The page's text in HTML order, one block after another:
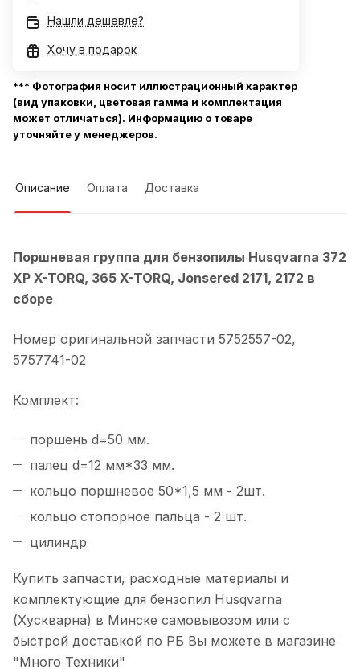
Нашли дешевле?
Хочу в подарок
*** Фотография носит иллюстрационный характер
(вид упаковки, цветовая гамма и комплектация
может отличаться). Информацию о товаре
уточняйте у менеджеров.
Описание Оплата Доставка
Поршневая группа для бензопилы Husqvarna 372
XP X-TORQ, 365 X-TORQ, Jonsered 2171, 2172 в
сборе
Номер оригинальной запчасти 5752557-02,
5757741-02
Комплект:
поршень d=50 мм.
палец d=12 мм*33 мм.
кольцо поршневое 50*1,5 мм - 2шт.
кольцо стопорное пальца - 2 шт.
цилиндр
Купить запчасти, расходные материалы и
комплектующие для бензопил Husqvarna
(Хускварна) в Минске самовывозом или с
быстрой доставкой по РБ Вы можете в магазине
"Много Техники"